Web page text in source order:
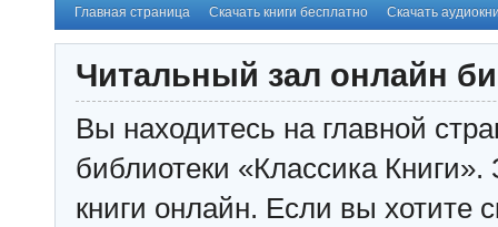
Главная страница Скачать книги бесплатно Скачать
Читальный зал онлайн
Вы находитесь на главной
библиотеки «Классика
книги онлайн. Если вы хотите